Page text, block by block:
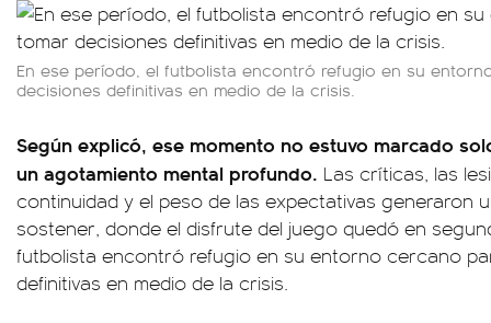
En ese período, el futbolista encontró refugio en su
decisiones definitivas en medio de la crisis.
Según explicó, ese momento no estuvo marcado
un agotamiento mental profundo. Las críticas, las
continuidad y el peso de las expectativas generaron
sostener, donde el disfrute del juego quedó en
futbolista encontró refugio en su entorno cercano
definitivas en medio de la crisis.